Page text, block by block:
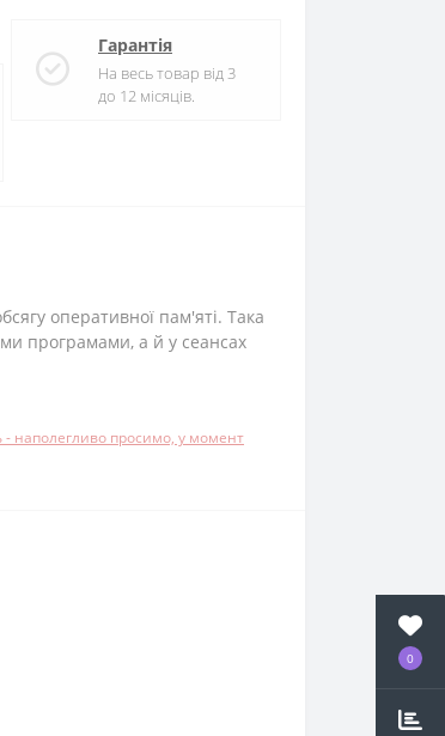
0
Гарантія
На весь товар від 3
до 12 місяців.
оперативної пам'яті. Така
програмами, а й у сеансах
- наполегливо просимо, у момент